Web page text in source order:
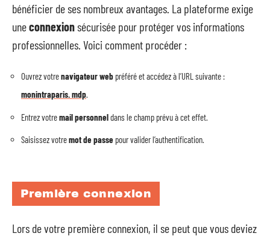
bénéficier de ses nombreux avantages. La plateforme exige
uneconnexionsécurisée pour protéger vos informations
professionnelles. Voici comment procéder :
Ouvrez votrenavigateur web préféré et accédez à l’URL suivante :
monintraparis. mdp.
Entrez votremail personneldans le champ prévu à cet effet.
Saisissez votremot de passe pour valider l’authentification.
Première connexion
Lors de votre première connexion, il se peut que vous deviez